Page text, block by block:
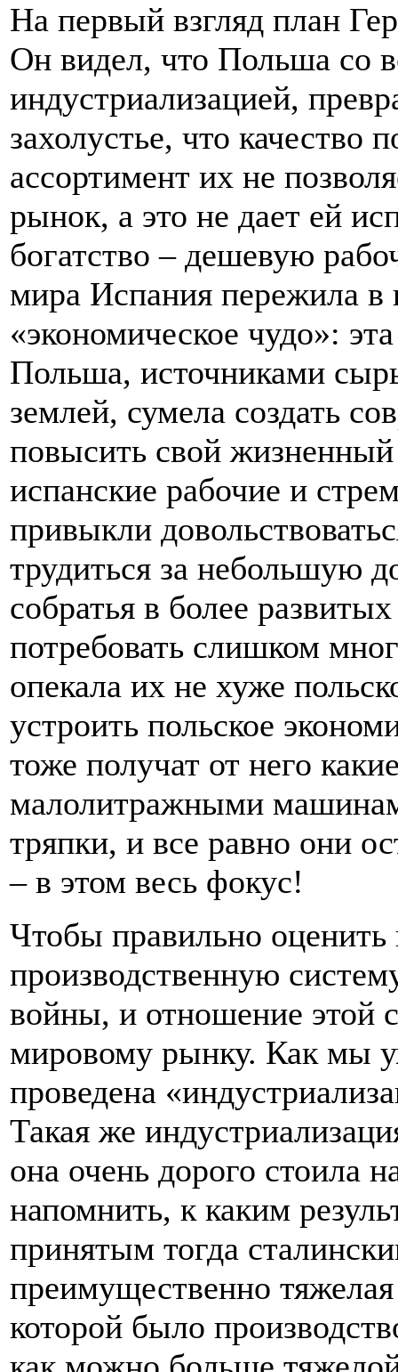
На первый взгляд план
Он видел, что Польша со
индустриализацией,
захолустье, что качество
ассортимент их не
рынок, а это не дает ей
богатство – дешевую
мира Испания пережила в
«экономическое чудо»:
Польша, источниками
землей, сумела создать
повысить свой жизненный
испанские рабочие и
привыкли
трудиться за небольшую
собратья в более
потребовать слишком
опекала их не хуже
устроить польское
тоже получат от него
малолитражными
тряпки, и все равно они
– в этом весь фокус!
Чтобы правильно оценить
производственную
войны, и отношение этой
мировому рынку. Как мы
проведена
Такая же
она очень дорого стоила
напомнить, к каким
принятым тогда
преимущественно
которой было